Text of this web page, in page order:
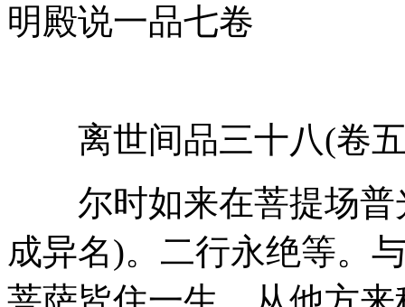
明殿说一品七卷
离世间品三十八(卷五
尔时如来在菩提场普
成异名)。二行永绝等。